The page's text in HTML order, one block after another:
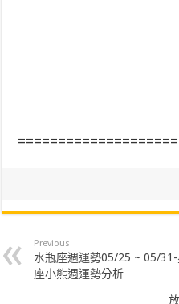
Previous
水瓶座週運勢05/25 ~ 05/31-
座小熊週運勢分析